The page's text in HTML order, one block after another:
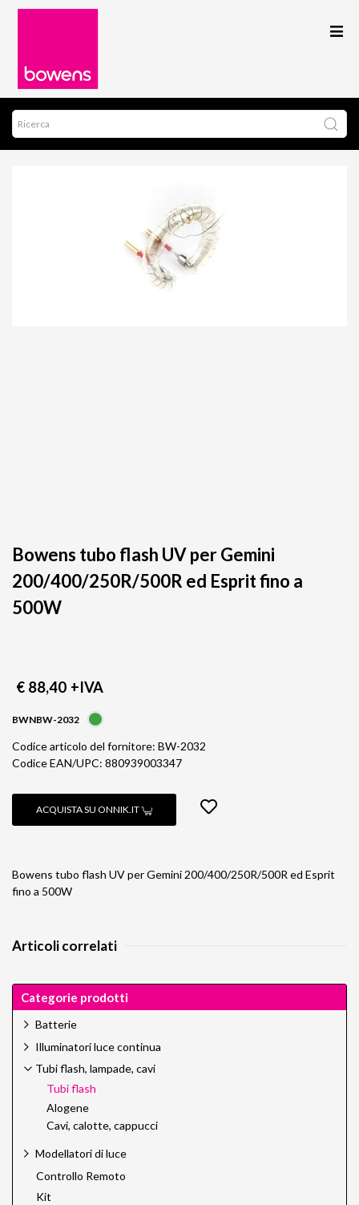
Bowens tubo flash UV per Gemini
200/400/250R/500R ed Esprit fino a
500W
€ 88,40 +IVA
BWNBW-2032
Codice articolo del fornitore: BW-2032
Codice EAN/UPC: 880939003347
ACQUISTA SU ONNIK.IT
Bowens tubo flash UV per Gemini 200/400/250R/500R ed Esprit
fino a 500W
Articoli correlati
Categorie prodotti
Batterie
Illuminatori luce continua
Tubi flash, lampade, cavi
Tubi flash
Alogene
Cavi, calotte, cappucci
Modellatori di luce
Controllo Remoto
Kit